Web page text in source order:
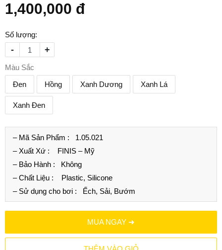
1,400,000 đ
Số lượng:
- +
Màu Sắc
Đen
Hồng Xanh Dương Xanh Lá
Xanh Đen
– Mã Sản Phẩm : 1.05.021
– Xuất Xứ : FINIS – Mỹ
– Bảo Hành : Không
– Chất Liệu : Plastic, Silicone
– Sử dụng cho bơi : Ếch, Sải, Bướm
MUA NGAY ➜